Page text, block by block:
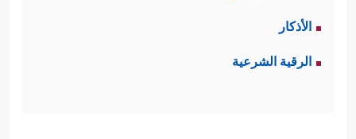
الأذكار
الرقية الشرعية